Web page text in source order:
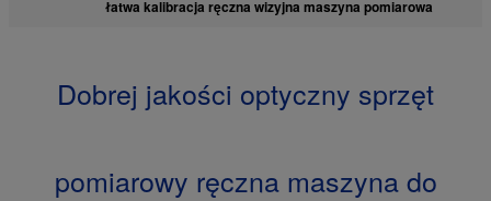
łatwa kalibracja ręczna wizyjna maszyna pomiarowa
Dobrej jakości optyczny sprzęt
pomiarowy ręczna maszyna do